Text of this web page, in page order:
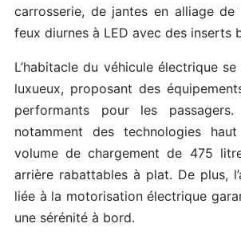
carrosserie, de jantes en alliage
feux diurnes à LED avec des inserts
L’habitacle du véhicule électrique
luxueux, proposant des
performants pour les
notamment des technologies
volume de chargement de 475
arrière rabattables à plat. De plus,
liée à la motorisation électrique
une sérénité à bord.